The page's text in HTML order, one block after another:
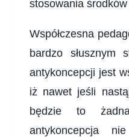
stosowania
Współczesna
bardzo słusznym
antykoncepcji jest
iż nawet jeśli
będzie to
antykoncepcja